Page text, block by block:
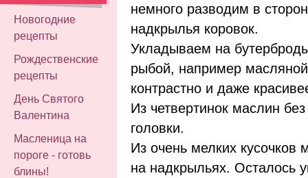
Новогодние
рецепты
Рождественские
рецепты
День Святого
Валентина
Масленица на
пороге - готовь
блины!
немного разводим в
надкрылья коровок.
Укладываем на
рыбой, например
контрастно и даже
Из четвертинок маслин
головки.
Из очень мелких
на надкрыльях. Осталось